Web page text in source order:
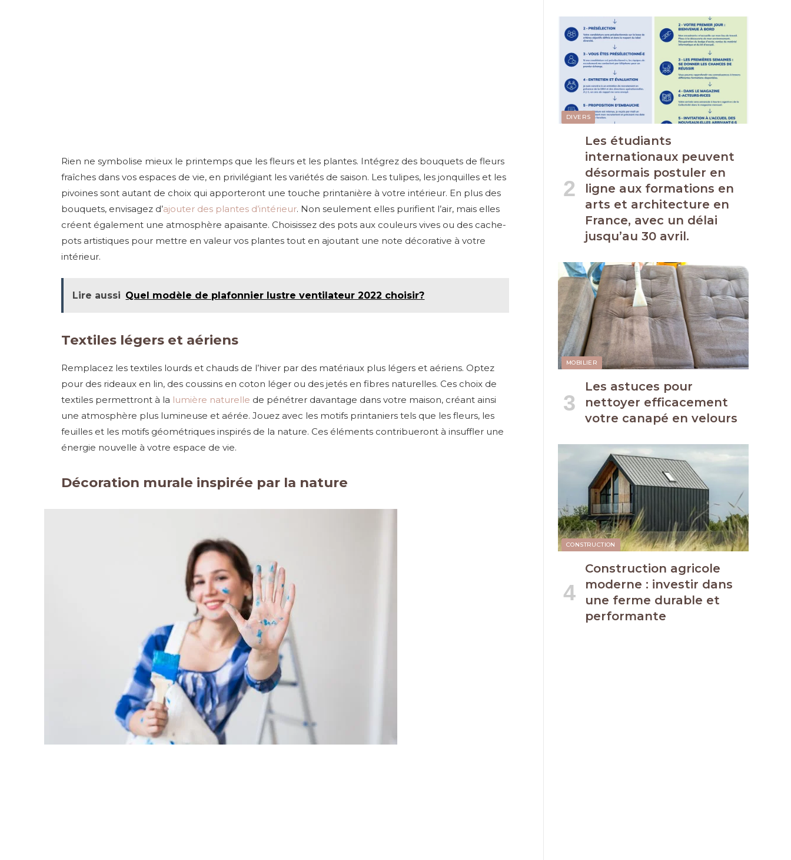
Rien ne symbolise mieux le printemps que les fleurs et les plantes. Intégrez des bouquets de fleurs
fraîches dans vos espaces de vie, en privilégiant les variétés de saison. Les tulipes, les jonquilles et les
pivoines sont autant de choix qui apporteront une touche printanière à votre intérieur. En plus des
bouquets, envisagez d’ajouter des plantes d’intérieur. Non seulement elles purifient l’air, mais elles
créent également une atmosphère apaisante. Choisissez des pots aux couleurs vives ou des cache-
pots artistiques pour mettre en valeur vos plantes tout en ajoutant une note décorative à votre
intérieur.
Lire aussi Quel modèle de plafonnier lustre ventilateur 2022 choisir?
Textiles légers et aériens
Remplacez les textiles lourds et chauds de l’hiver par des matériaux plus légers et aériens. Optez
pour des rideaux en lin, des coussins en coton léger ou des jetés en fibres naturelles. Ces choix de
textiles permettront à la lumière naturelle de pénétrer davantage dans votre maison, créant ainsi
une atmosphère plus lumineuse et aérée. Jouez avec les motifs printaniers tels que les fleurs, les
feuilles et les motifs géométriques inspirés de la nature. Ces éléments contribueront à insuffler une
énergie nouvelle à votre espace de vie.
Décoration murale inspirée par la nature
DIVERS
Les étudiants
internationaux peuvent
désormais postuler en
ligne aux formations en
arts et architecture en
France, avec un délai
jusqu’au 30 avril.
MOBILIER
Les astuces pour
nettoyer efficacement
votre canapé en velours
CONSTRUCTION
Construction agricole
moderne : investir dans
une ferme durable et
performante